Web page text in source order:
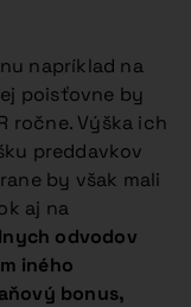
napríklad na
poisťovne by
ročne. Výška ich
preddavkov
by však mali
aj na
odvodov
iného
bonus,